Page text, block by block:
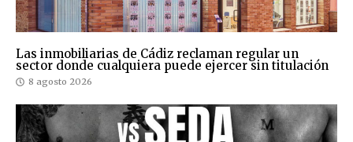
Las inmobiliarias de Cádiz reclaman regular un
sector donde cualquiera puede ejercer sin titulación
8 agosto 2026